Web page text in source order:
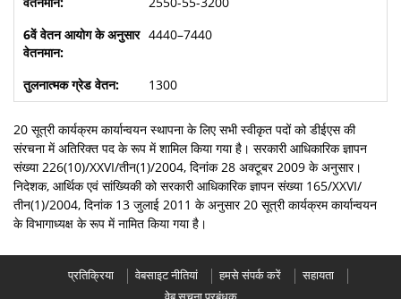
4440–7440
1300
20 सूत्री कार्यक्रम कार्यान्वयन स्थापना के लिए सभी स्वीकृत पदों को डीईएस की
संरचना में अतिरिक्त पद के रूप में शामिल किया गया है। सरकारी आधिकारिक ज्ञापन
संख्या 226(10)/XXVI/तीन(1)/2004, दिनांक 28 अक्टूबर 2009 के अनुसार।
निदेशक, आर्थिक एवं सांख्यिकी को सरकारी आधिकारिक ज्ञापन संख्या 165/XXVI/
तीन(1)/2004, दिनांक 13 जुलाई 2011 के अनुसार 20 सूत्री कार्यक्रम कार्यान्वयन
के विभागाध्यक्ष के रूप में नामित किया गया है।
प्रतिक्रिया वेबसाइट नीतियां हमसे संपर्क करें
सहायता